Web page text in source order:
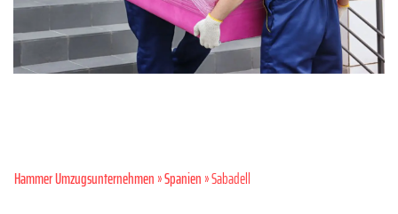
Hammer Umzugsunternehmen»Spanien» Sabadell